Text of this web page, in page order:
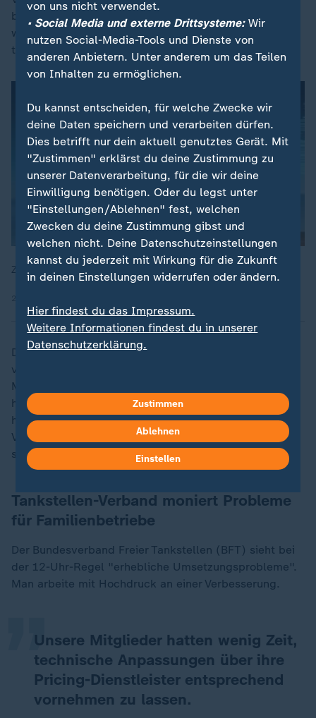
bei häufigen Verstößen beschädigt. Deshalb sei es
wichtig, Verstöße zu sanktionieren und zu unterbinden,
teilte der ADAC mit.
ZDF-Börsenexpertin Valerie Haller mit einer Einordnung.
Der Wirtschaftsverband Fuels und Energie (En2x)
vertritt unter anderem die Interessen großer
Mineralölkonzerne. Ein Verbandssprecher weist darauf
hin, es sei offen, um welche Tankstellen es sich
handele. Bislang seien von Markentankstellen keine
Verstöße bekannt. Sollten eigene Mitglieder betroffen
sein, werde man der Sache natürlich nachgehen.
Tankstellen-Verband moniert Probleme
für Familienbetriebe
Der Bundesverband Freier Tankstellen (BFT) sieht bei
der 12-Uhr-Regel "erhebliche Umsetzungsprobleme".
Man arbeite mit Hochdruck an einer Verbesserung.
Unsere Mitglieder hatten wenig Zeit,
technische Anpassungen über ihre
Pricing-Dienstleister entsprechend
vornehmen zu lassen.
„
von uns nicht verwendet.
• Social Media und externe Drittsysteme:Wir
nutzen Social-Media-Tools und Dienste von
anderen Anbietern. Unter anderem um das Teilen
von Inhalten zu ermöglichen.
Du kannst entscheiden, für welche Zwecke wir
deine Daten speichern und verarbeiten dürfen.
Dies betrifft nur dein aktuell genutztes Gerät. Mit
"Zustimmen" erklärst du deine Zustimmung zu
unserer Datenverarbeitung, für die wir deine
Einwilligung benötigen. Oder du legst unter
"Einstellungen/Ablehnen" fest, welchen
Zwecken du deine Zustimmung gibst und
welchen nicht. Deine Datenschutzeinstellungen
kannst du jederzeit mit Wirkung für die Zukunft
in deinen Einstellungen widerrufen oder ändern.
Hier findest du das Impressum.
Weitere Informationen findest du in unserer
Datenschutzerklärung.
Zustimmen
Ablehnen
Einstellen